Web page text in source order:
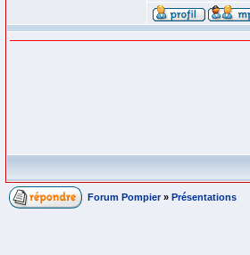
Forum Pompier » Présentations